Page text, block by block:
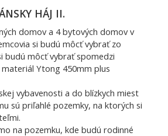
HÁJ II.
domov a 4 bytových domov v
si budú môcť vybrať zo
budú môcť vybrať spomedzi
Ytong 450mm plus
vybavenosti a do blízkych miest
sú priľahlé pozemky, na ktorých si
na pozemku, kde budú rodinné